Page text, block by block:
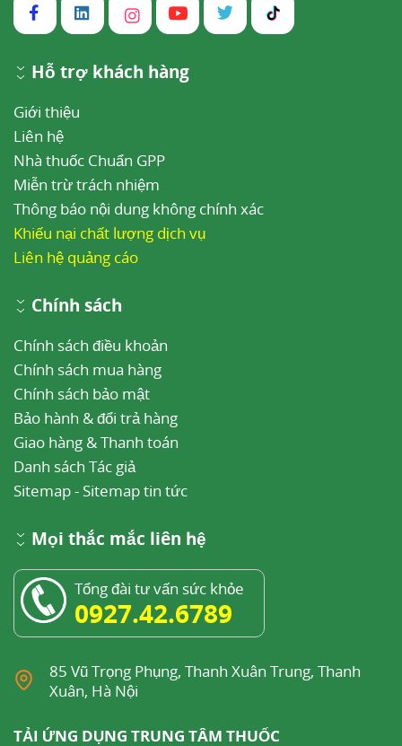
Hỗ trợ khách hàng
Giới thiệu
Liên hệ
Nhà thuốc Chuẩn GPP
Miễn trừ trách nhiệm
Thông báo nội dung không chính xác
Khiếu nại chất lượng dịch vụ
Liên hệ quảng cáo
Chính sách
Chính sách điều khoản
Chính sách mua hàng
Chính sách bảo mật
Bảo hành & đổi trả hàng
Giao hàng & Thanh toán
Danh sách Tác giả
Sitemap- Sitemap tin tức
Mọi thắc mắc liên hệ
Tổng đài tư vấn sức khỏe
0927.42.6789
85 Vũ Trọng Phụng, Thanh Xuân Trung, Thanh
Xuân, Hà Nội
TẢI ỨNG DỤNG TRUNG TÂM THUỐC